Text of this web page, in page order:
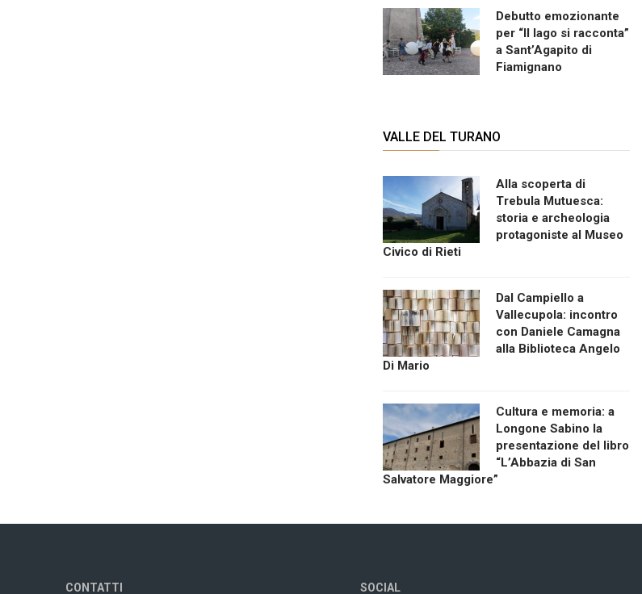
Debutto emozionante
per “Il lago si racconta”
a Sant’Agapito di
Fiamignano
VALLE DEL TURANO
Alla scoperta di
Trebula Mutuesca:
storia e archeologia
protagoniste al Museo
Civico di Rieti
Dal Campiello a
Vallecupola: incontro
con Daniele Camagna
alla Biblioteca Angelo
Di Mario
Cultura e memoria: a
Longone Sabino la
presentazione del libro
“L’Abbazia di San
Salvatore Maggiore”
CONTATTI SOCIAL